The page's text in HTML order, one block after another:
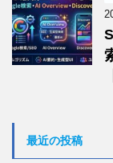
最近の投稿